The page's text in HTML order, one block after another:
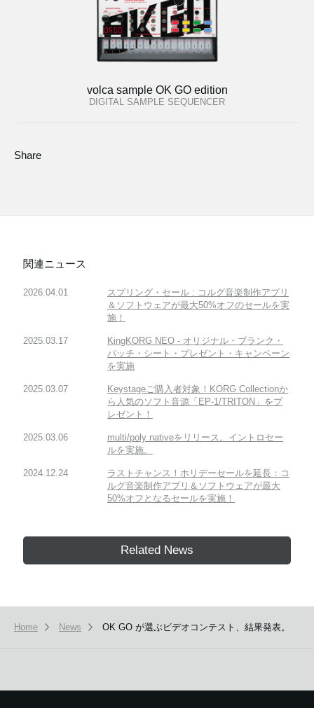
volca sample OK GO edition
DIGITAL SAMPLE SEQUENCER
Share
関連ニュース
2026.04.01
スプリング・セール : コルグ音楽制作アプリ
＆ソフトウェアが最大50%オフのセールを実
施！
2025.03.17
KingKORG NEO - オリジナル・ブランク・
パッチ・シート・プレゼント・キャンペーン
を実施
2025.03.07
Keystageご購入者対象！KORG Collectionか
ら人気のソフト音源「EP-1/TRITON」をプ
レゼント！
2025.03.06
multi/poly nativeをリリース。イントロセー
ルを実施。
2024.12.24
ラストチャンス！ホリデーセールを延長：コ
ルグ音楽制作アプリ＆ソフトウェアが最大
50%オフとなるセールを実施！
Related News
Home News OK GO が選ぶビデオコンテスト、結果発表。